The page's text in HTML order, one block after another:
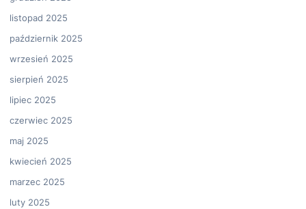
listopad 2025
październik 2025
wrzesień 2025
sierpień 2025
lipiec 2025
czerwiec 2025
maj 2025
kwiecień 2025
marzec 2025
luty 2025